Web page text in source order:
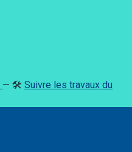
— 🛠️ Suivre les travaux du